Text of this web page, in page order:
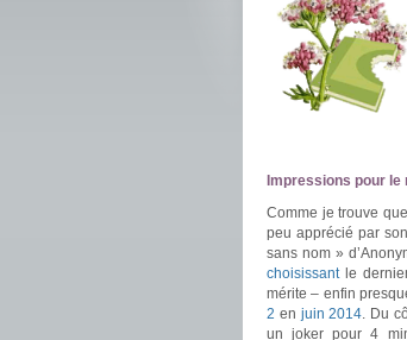
Impressions pour le
Comme je trouve
peu apprécié par
sans nom »
choisissantle
mérite – enfin
2 en juin 2014. Du
un joker pour 4